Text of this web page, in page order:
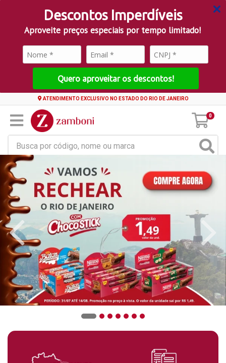
Descontos Imperdíveis
Aproveite preços especiais por tempo limitado!
Quero aproveitar os descontos!
ATENDIMENTO EXCLUSIVO NO ESTADO DO RIO DE JANEIRO
0